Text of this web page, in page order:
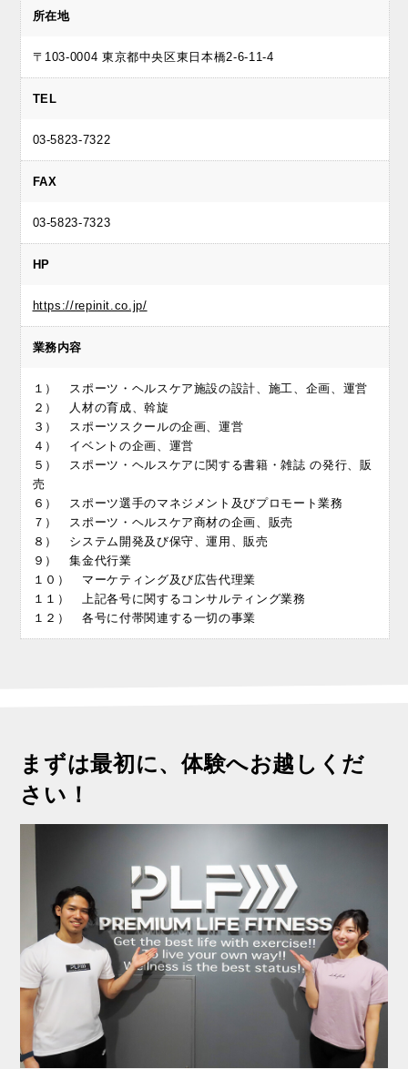
所在地
〒103-0004 東京都中央区東日本橋2-6-11-4
TEL
03-5823-7322
FAX
03-5823-7323
HP
https://repinit.co.jp/
業務内容
１） スポーツ・ヘルスケア施設の設計、施工、企画、運営
２） 人材の育成、斡旋
３） スポーツスクールの企画、運営
４） イベントの企画、運営
５） スポーツ・ヘルスケアに関する書籍・雑誌 の発行、販
売
６） スポーツ選手のマネジメント及びプロモート業務
７） スポーツ・ヘルスケア商材の企画、販売
８） システム開発及び保守、運用、販売
９） 集金代行業
１０） マーケティング及び広告代理業
１１） 上記各号に関するコンサルティング業務
１２） 各号に付帯関連する一切の事業
まずは最初に、体験へお越しくだ
さい！